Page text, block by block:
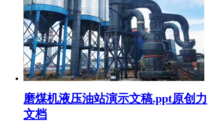
磨煤机液压油站演示文稿.ppt原创力
文档